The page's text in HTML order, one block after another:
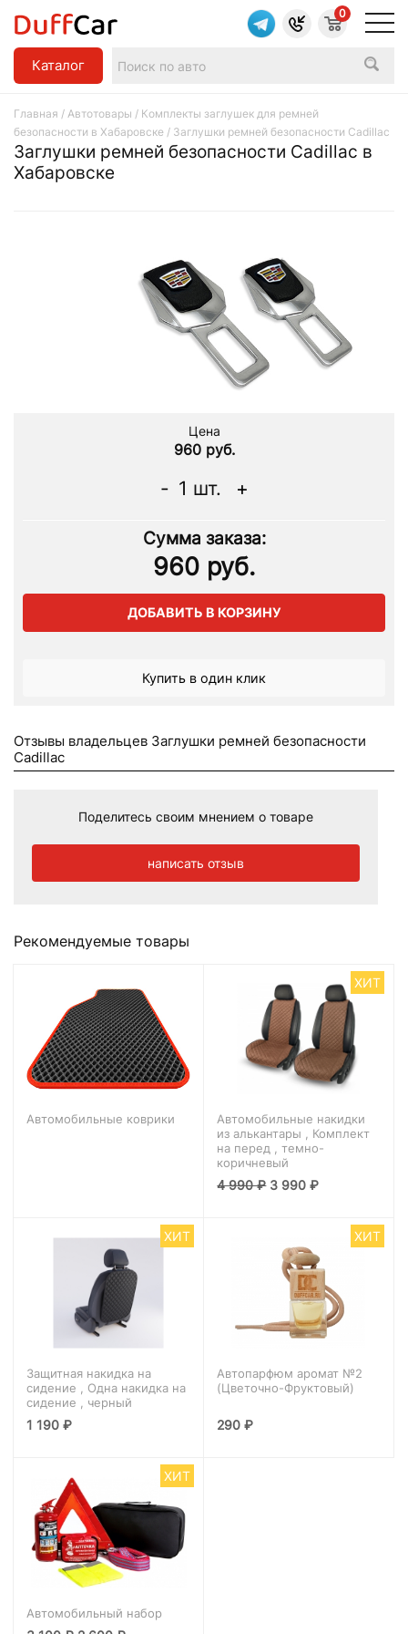
Каталог
0
Главная / Автотовары / Комплекты заглушек для ремней
безопасности в Хабаровске / Заглушки ремней безопасности Cadillac
Заглушки ремней безопасности Cadillac в
Хабаровске
Цена
960 руб.
- 1 шт. +
Сумма заказа:
960 руб.
ДОБАВИТЬ В КОРЗИНУ
Купить в один клик
Отзывы владельцев Заглушки ремней безопасности
Cadillac
Поделитесь своим мнением о товаре
написать отзыв
Рекомендуемые товары
Автомобильные коврики
ХИТ
Автомобильные накидки
из алькантары , Комплект
на перед , темно-
коричневый
4 990₽ 3 990₽
ХИТ
Защитная накидка на
сидение , Одна накидка на
сидение , черный
1 190₽
ХИТ
Автопарфюм аромат №2
(Цветочно-Фруктовый)
290₽
ХИТ
Автомобильный набор